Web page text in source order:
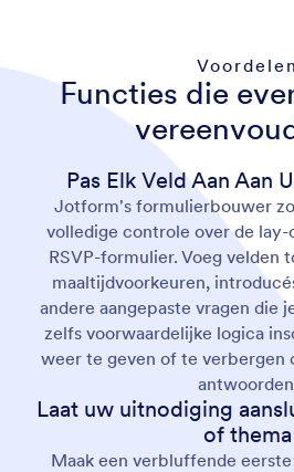
Voordelen
Functies die
Pas Elk Veld Aan Aan
Jotform's formulierbouwer
volledige controle over de lay-
RSVP-formulier. Voeg velden
maaltijdvoorkeuren,
andere aangepaste vragen die
zelfs voorwaardelijke logica
weer te geven of te verbergen
Laat uw uitnodiging
of thema
Maak een verbluffende